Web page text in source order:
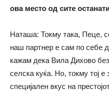
ова место од сите
Наташа: Токму така, Пеце,
наш партнер е сам по себе
кажам дека Вила Дихово
селска куќа. Но, токму тој е
специјален вкус на